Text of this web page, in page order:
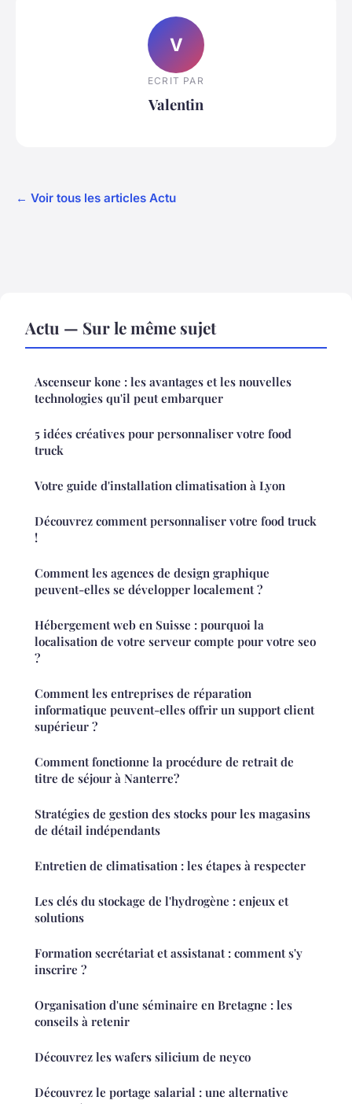
V
ECRIT PAR
Valentin
← Voir tous les articles Actu
Actu — Sur le même sujet
Ascenseur kone : les avantages et les nouvelles
technologies qu'il peut embarquer
5 idées créatives pour personnaliser votre food
truck
Votre guide d'installation climatisation à Lyon
Découvrez comment personnaliser votre food truck
!
Comment les agences de design graphique
peuvent-elles se développer localement ?
Hébergement web en Suisse : pourquoi la
localisation de votre serveur compte pour votre seo
?
Comment les entreprises de réparation
informatique peuvent-elles offrir un support client
supérieur ?
Comment fonctionne la procédure de retrait de
titre de séjour à Nanterre?
Stratégies de gestion des stocks pour les magasins
de détail indépendants
Entretien de climatisation : les étapes à respecter
Les clés du stockage de l'hydrogène : enjeux et
solutions
Formation secrétariat et assistanat : comment s'y
inscrire ?
Organisation d'une séminaire en Bretagne : les
conseils à retenir
Découvrez les wafers silicium de neyco
Découvrez le portage salarial : une alternative